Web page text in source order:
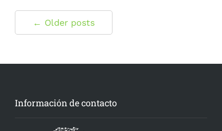
← Older posts
Información de contacto